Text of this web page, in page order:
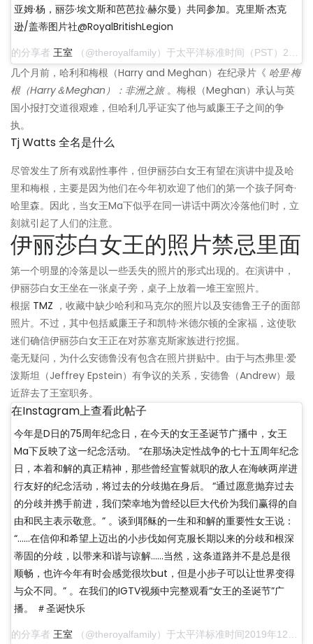
亚姆·杨，丽莎·埃文斯和芭芭拉·赫尔曼）共同参加。克里斯·杰克
逊/盖蒂图片社@RoyalBritishLegion
的分享者 王室 （@theroyalfamily）于太平洋标准时间（PST）2019年12月21日下午2:07
几个月前，哈利和梅根（Harry and Meghan）在纪录片《 哈里·梅
根（Harry＆Meghan）：非洲之旅。梅根（Meghan）承认与英
国小报打交道很艰难，但哈利几乎证实了他与威廉王子之间的争
执。
Tj Watts 全名是什么
尽管发生了所有戏剧性事件，但伊丽莎白女王有望在演讲中提及哈
里和梅根，主要是因为他们在今年初欢迎了他们的第一个孩子阿奇·
哈里森。因此，当女王Ma下似乎在同一讲话中两次冷落他们时，立
刻就引起了人们的注意。
伊丽莎白女王的照片禁忌里面
第一个明显的冷落是以一些丢失的照片的形式出现的。在演讲中，
伊丽莎白女王坐在一张桌子旁，桌子上放着一堆王室照片。
根据 TMZ ，收藏中缺少哈利和马克尔的照片以及安德鲁王子的面部
照片。不过，其中包括威廉王子和凯特·米德尔顿的全家福，这使歌
迷们确信伊丽莎白女王正在对苏塞克斯家族进行挖掘。
毫无疑问，为什么安德鲁没有包含在照片拼贴中。由于与杰弗里·爱
泼斯坦（Jeffrey Epstein）有争议的关系，安德鲁（Andrew）最
近辞去了王室职务。
在Instagram上查看此帖子
今年是D日的75周年纪念日，在今天的女王圣诞节广播中，女王
Ma下反映了这一纪念活动。 “在那场决定性战争的七十五周年纪念
日，本着和解的真正精神，那些曾经宣誓就职的敌人在海峡两岸进
行友好的纪念活动，将过去的分歧抛在身后。 “通过愿意抛弃过去
的分歧并携手前进，我们荣幸地为曾经以巨大代价为我们赢得的自
由和民主表示敬意。” 。谈到耶稣的一生和和解的重要性女王说：
“……在信仰和希望上迈出的小步伐如何克服长期以来的分歧和根深
蒂固的分歧，以带来和谐与谅解……当然，这条道路并不是总是很
顺畅，也许今年有时会感觉很坎but，但是小步子可以让世界变得
与众不同。” 。在我们的IGTV视频中完整观看“女王的圣诞节”广
播。 ＃圣诞快乐
的分享者 王室 （@theroyalfamily）于太平洋标准时间2019年12月25日上午7:23